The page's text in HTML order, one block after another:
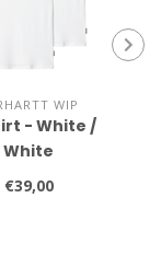
WIP
- White /
White
€39,00